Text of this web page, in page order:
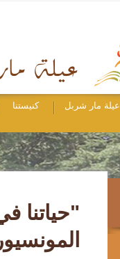
عيلة مار شربل كنيستنا